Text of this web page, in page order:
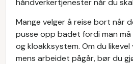
håndverkertjenester når du
Mange velger å reise bort når
pusse opp badet fordi man må
og kloakksystem. Om du
mens arbeidet pågår, bør du